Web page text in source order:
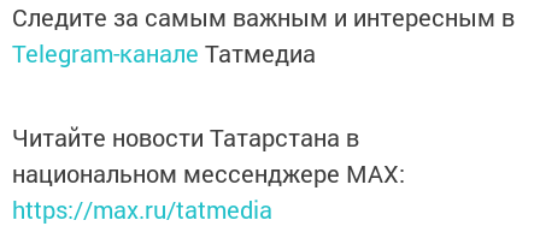
Следите за самым важным и интересным в
Telegram-канале Татмедиа
Читайте новости Татарстана в
национальном мессенджере MАХ:
https://max.ru/tatmedia